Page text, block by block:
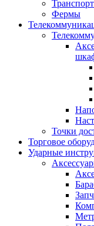
Фермы
Точки
Торговое
Ударные